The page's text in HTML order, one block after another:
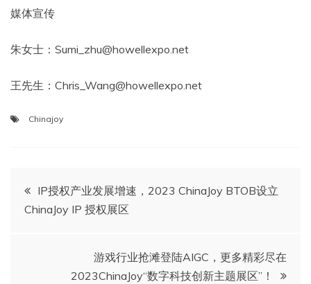
媒体宣传
朱女士：Sumi_zhu@howellexpo.net
王先生：Chris_Wang@howellexpo.net
Chinajoy
文 IP授权产业发展增速，2023 ChinaJoy BTOB设立
ChinaJoy IP 授权展区
游戏行业抢滩登陆AIGC，更多精彩尽在
2023ChinaJoy“数字科技创新主题展区”！